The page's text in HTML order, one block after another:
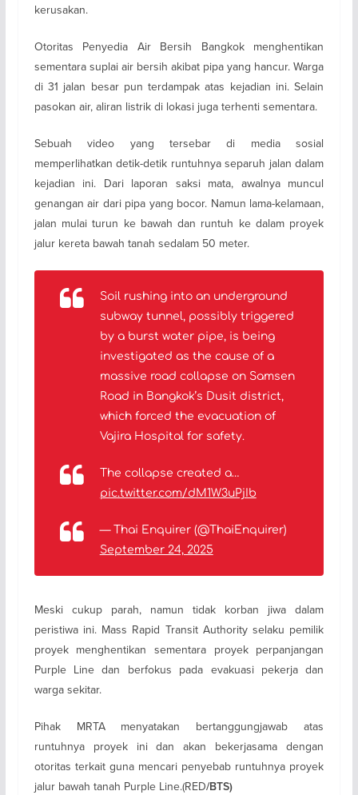
kerusakan.
Otoritas Penyedia Air Bersih Bangkok menghentikan
sementara suplai air bersih akibat pipa yang hancur. Warga
di 31 jalan besar pun terdampak atas kejadian ini. Selain
pasokan air, aliran listrik di lokasi juga terhenti sementara.
Sebuah video yang tersebar di media sosial
memperlihatkan detik-detik runtuhnya separuh jalan dalam
kejadian ini. Dari laporan saksi mata, awalnya muncul
genangan air dari pipa yang bocor. Namun lama-kelamaan,
jalan mulai turun ke bawah dan runtuh ke dalam proyek
jalur kereta bawah tanah sedalam 50 meter.
Soil rushing into an underground
subway tunnel, possibly triggered
by a burst water pipe, is being
investigated as the cause of a
massive road collapse on Samsen
Road in Bangkok’s Dusit district,
which forced the evacuation of
Vajira Hospital for safety.
The collapse created a…
pic.twitter.com/dM1W3uPjIb
— Thai Enquirer (@ThaiEnquirer)
September 24, 2025
Meski cukup parah, namun tidak korban jiwa dalam
peristiwa ini. Mass Rapid Transit Authority selaku pemilik
proyek menghentikan sementara proyek perpanjangan
Purple Line dan berfokus pada evakuasi pekerja dan
warga sekitar.
Pihak MRTA menyatakan bertanggungjawab atas
runtuhnya proyek ini dan akan bekerjasama dengan
otoritas terkait guna mencari penyebab runtuhnya proyek
jalur bawah tanah Purple Line.(RED/BTS)